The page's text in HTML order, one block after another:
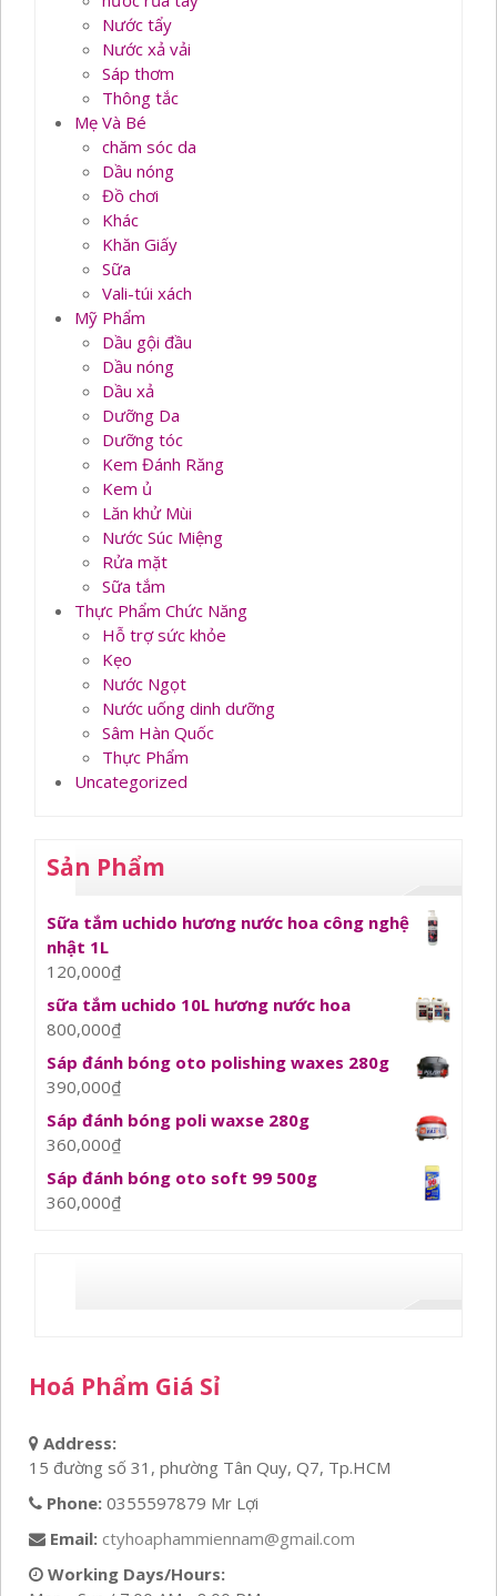
Nước tẩy
Nước xả vải
Sáp thơm
Thông tắc
Mẹ Và Bé
chăm sóc da
Dầu nóng
Đồ chơi
Khác
Khăn Giấy
Sữa
Vali-túi xách
Mỹ Phẩm
Dầu gội đầu
Dầu nóng
Dầu xả
Dưỡng Da
Dưỡng tóc
Kem Đánh Răng
Kem ủ
Lăn khử Mùi
Nước Súc Miệng
Rửa mặt
Sữa tắm
Thực Phẩm Chức Năng
Hỗ trợ sức khỏe
Kẹo
Nước Ngọt
Nước uống dinh dưỡng
Sâm Hàn Quốc
Thực Phẩm
Uncategorized
Sản Phẩm
Sữa tắm uchido hương nước hoa công nghệ
nhật 1L
120,000₫
sữa tắm uchido 10L hương nước hoa
800,000₫
Sáp đánh bóng oto polishing waxes 280g
390,000₫
Sáp đánh bóng poli waxse 280g
360,000₫
Sáp đánh bóng oto soft 99 500g
360,000₫
Hoá Phẩm Giá Sỉ
Address:
15 đường số 31, phường Tân Quy, Q7, Tp.HCM
Phone: 0355597879 Mr Lợi
Email: ctyhoaphammiennam@gmail.com
Working Days/Hours: